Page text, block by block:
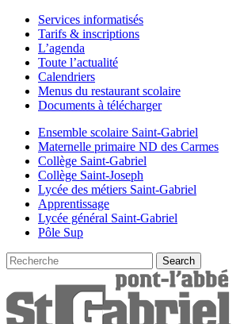
Services informatisés
Tarifs & inscriptions
L’agenda
Toute l’actualité
Calendriers
Menus du restaurant scolaire
Documents à télécharger
Ensemble scolaire Saint-Gabriel
Maternelle primaire ND des Carmes
Collège Saint-Gabriel
Collège Saint-Joseph
Lycée des métiers Saint-Gabriel
Apprentissage
Lycée général Saint-Gabriel
Pôle Sup